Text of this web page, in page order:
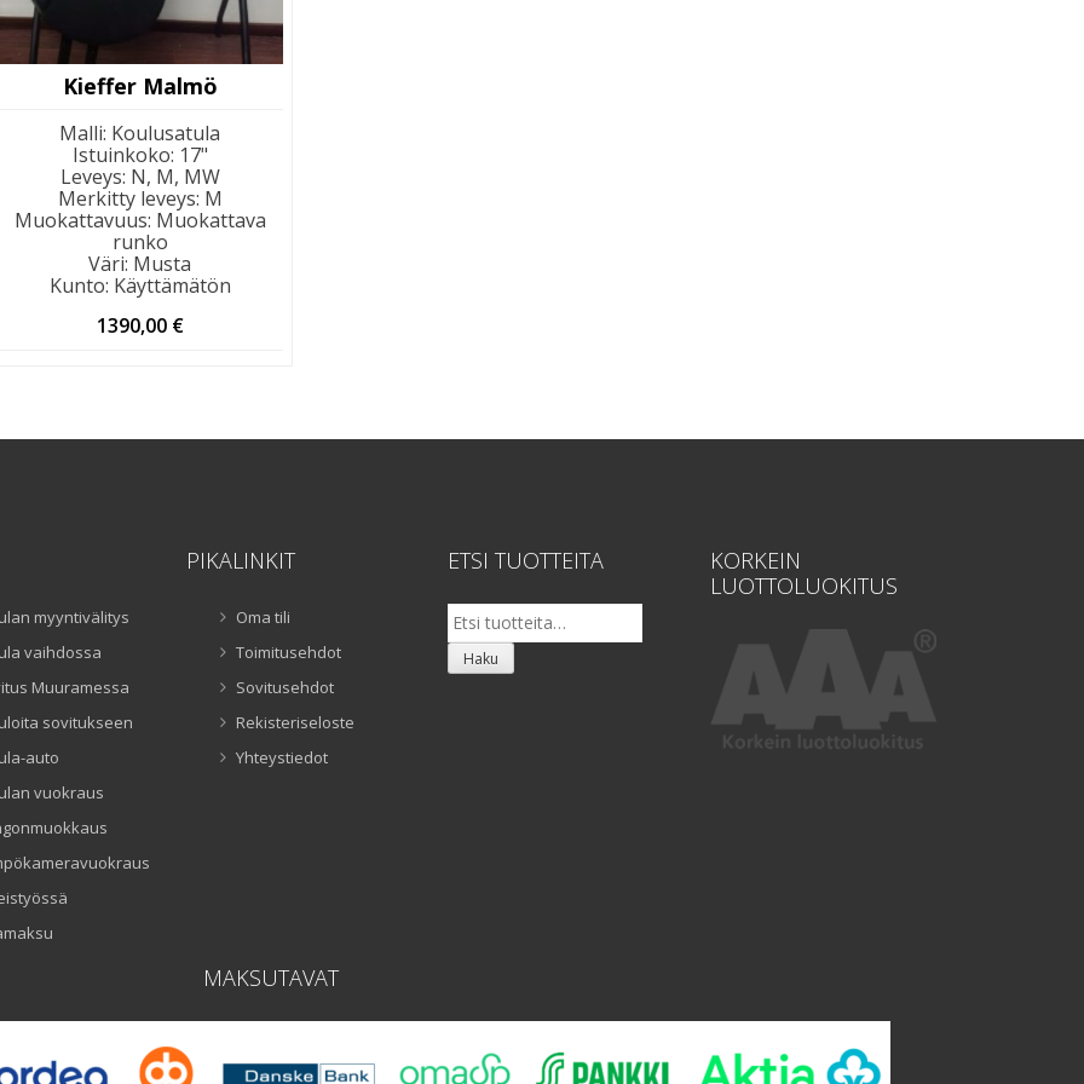
Kieffer Malmö
Malli: Koulusatula
Istuinkoko: 17"
Leveys: N, M, MW
Merkitty leveys: M
Muokattavuus: Muokattava
runko
Väri: Musta
Kunto: Käyttämätön
1390,00 €
myyntivälitys
vaihdossa
Muuramessa
sovitukseen
auto
vuokraus
PIKALINKIT
Oma tili
Toimitusehdot
Sovitusehdot
Rekisteriseloste
Yhteystiedot
ETSI TUOTTEITA
Etsi:
Haku
KORKEIN
LUOTTOLUOKITUS
MAKSUTAVAT